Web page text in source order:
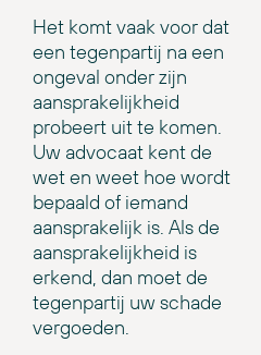
Het komt vaak voor dat
een tegenpartij na een
ongeval onder zijn
aansprakelijkheid
probeert uit te komen.
Uw advocaat kent de
wet en weet hoe wordt
bepaald of iemand
aansprakelijk is. Als de
aansprakelijkheid is
erkend, dan moet de
tegenpartij uw schade
vergoeden.